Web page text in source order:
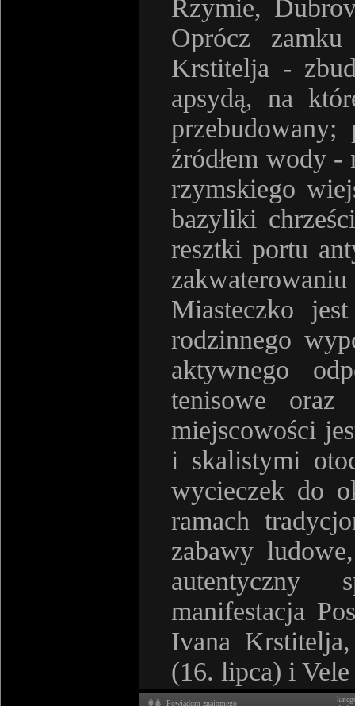
Rzymie,
Oprócz
Krstitelja -
apsydą, na
źródłem wody -
rzymskiego
bazyliki
resztki portu
Miasteczko
rodzinnego
aktywnego
tenisowe
miejscowości
i skalistymi
wycieczek do
ramach
zabawy
autentyczny
manifestacja
Ivana
(16. lipca) i
Powiadom znajomego